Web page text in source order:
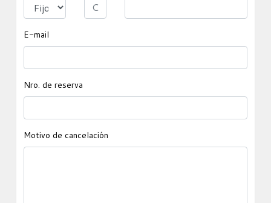
E-mail
Nro. de reserva
Motivo de cancelación